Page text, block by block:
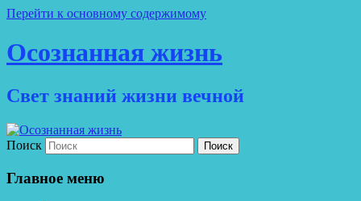
Перейти к основному содержимому
Осознанная жизнь
Свет знаний жизни вечной
Поиск
Главное меню